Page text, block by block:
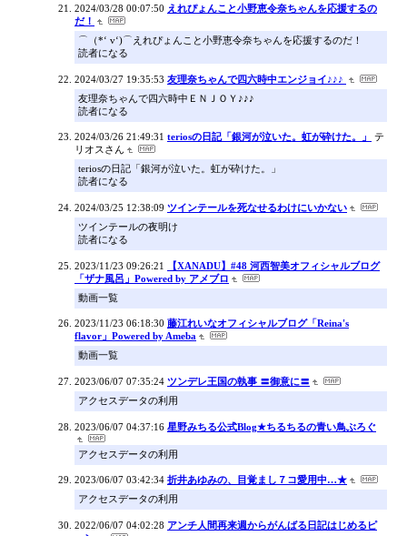
2024/03/28 00:07:50 えれぴょんこと小野恵令奈ちゃんを応援するの
だ！
⌒（*‘ v‘)⌒えれぴょんこと小野恵令奈ちゃんを応援するのだ！
読者になる
2024/03/27 19:35:53 友理奈ちゃんで四六時中エンジョイ♪♪♪
友理奈ちゃんで四六時中ＥＮＪＯＹ♪♪♪
読者になる
2024/03/26 21:49:31 teriosの日記「銀河が泣いた。虹が砕けた。」
テ
リオスさん
teriosの日記「銀河が泣いた。虹が砕けた。」
読者になる
2024/03/25 12:38:09 ツインテールを死なせるわけにいかない
ツインテールの夜明け
読者になる
2023/11/23 09:26:21
【XANADU】#48 河西智美オフィシャルブログ
「ザナ風呂」Powered by アメブロ
動画一覧
2023/11/23 06:18:30 藤江れいなオフィシャルブログ「Reina's
flavor」Powered by Ameba
動画一覧
2023/06/07 07:35:24 ツンデレ王国の執事 〓御意に〓
アクセスデータの利用
2023/06/07 04:37:16 星野みちる公式Blog★ちるちるの青い鳥ぶろぐ
アクセスデータの利用
2023/06/07 03:42:34 折井あゆみの、目覚まし７コ愛用中…★
アクセスデータの利用
2022/06/07 04:02:28 アンチ人間再来週からがんばる日記はじめるピ